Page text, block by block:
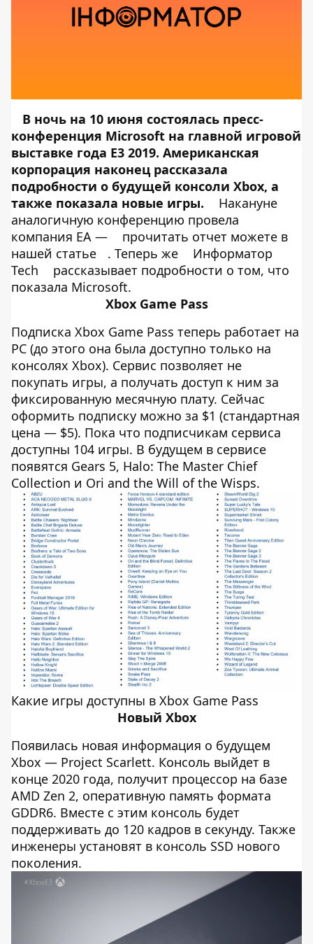
В ночь на 10 июня состоялась пресс-
конференция Microsoft на главной игровой
выставке года Е3 2019. Американская
корпорация наконец рассказала
подробности о будущей консоли Xbox, а
также показала новые игры.
Накануне
аналогичную конференцию провела
компания ЕА —
прочитать отчет можете в
нашей статье
. Теперь же
Информатор
Tech
рассказывает подробности о том, что
показала Microsoft.
Xbox Game Pass
Подписка Xbox Game Pass теперь работает на
PC (до этого она была доступно только на
консолях Xbox). Сервис позволяет не
покупать игры, а получать доступ к ним за
фиксированную месячную плату. Сейчас
оформить подписку можно за $1 (стандартная
цена — $5). Пока что подписчикам сервиса
доступны 104 игры. В будущем в сервисе
появятся Gears 5, Halo: The Master Chief
Collection и Ori and the Will of the Wisps.
Какие игры доступны в Xbox Game Pass
Новый Xbox
Появилась новая информация о будущем
Xbox — Project Scarlett. Консоль выйдет в
конце 2020 года, получит процессор на базе
AMD Zen 2, оперативную память формата
GDDR6. Вместе с этим консоль будет
поддерживать до 120 кадров в секунду. Также
инженеры установят в консоль SSD нового
поколения.